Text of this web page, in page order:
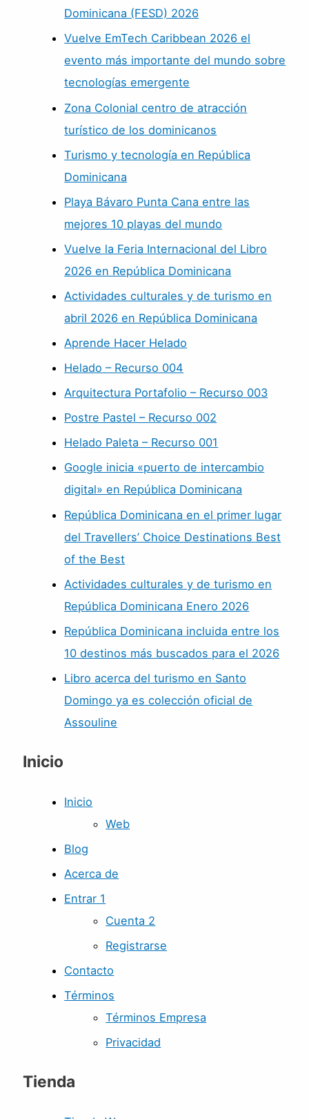
Dominicana (FESD) 2026
Vuelve EmTech Caribbean 2026 el
evento más importante del mundo sobre
tecnologías emergente
Zona Colonial centro de atracción
turístico de los dominicanos
Turismo y tecnología en República
Dominicana
Playa Bávaro Punta Cana entre las
mejores 10 playas del mundo
Vuelve la Feria Internacional del Libro
2026 en República Dominicana
Actividades culturales y de turismo en
abril 2026 en República Dominicana
Aprende Hacer Helado
Helado – Recurso 004
Arquitectura Portafolio – Recurso 003
Postre Pastel – Recurso 002
Helado Paleta – Recurso 001
Google inicia «puerto de intercambio
digital» en República Dominicana
República Dominicana en el primer lugar
del Travellers’ Choice Destinations Best
of the Best
Actividades culturales y de turismo en
República Dominicana Enero 2026
República Dominicana incluida entre los
10 destinos más buscados para el 2026
Libro acerca del turismo en Santo
Domingo ya es colección oficial de
Assouline
Inicio
Inicio
Web
Blog
Acerca de
Entrar 1
Cuenta 2
Registrarse
Contacto
Términos
Términos Empresa
Privacidad
Tienda